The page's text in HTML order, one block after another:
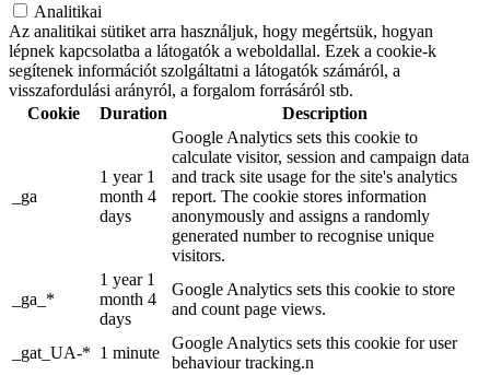
Analitikai
Az analitikai sütiket arra használjuk, hogy megértsük, hogyan
lépnek kapcsolatba a látogatók a weboldallal. Ezek a cookie-k
segítenek információt szolgáltatni a látogatók számáról, a
visszafordulási arányról, a forgalom forrásáról stb.
Cookie
Duration Description
_ga
1 year 1
month 4
days
Google Analytics sets this cookie to
calculate visitor, session and campaign data
and track site usage for the site's analytics
report. The cookie stores information
anonymously and assigns a randomly
generated number to recognise unique
visitors.
_ga_*
1 year 1
month 4
days
Google Analytics sets this cookie to store
and count page views.
_gat_UA-* 1 minute
Google Analytics sets this cookie for user
behaviour tracking.n